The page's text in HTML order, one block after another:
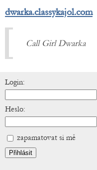
dwarka.classykajol.com
Call Girl Dwarka
Login:
Heslo:
zapamatovat si mě